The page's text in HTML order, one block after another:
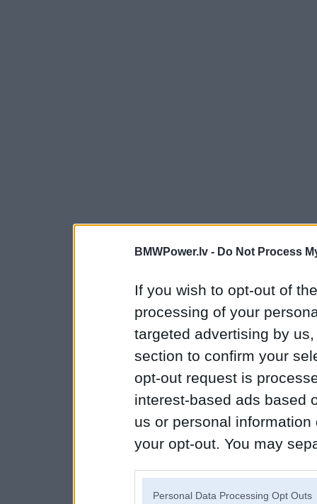
BMWPower.lv - Do Not Process
If you wish to opt-out of
processing of your
targeted advertising by
section to confirm your
opt-out request is
interest-based ads based
us or personal
your opt-out. You may
Personal Data Processing Opt Outs